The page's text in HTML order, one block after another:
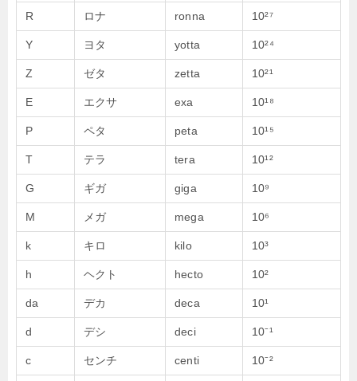
R ロナ ronna 10²⁷
Y ヨタ yotta 10²⁴
Z ゼタ zetta 10²¹
E エクサ exa 10¹⁸
P ペタ peta 10¹⁵
T テラ tera 10¹²
G ギガ giga 10⁹
M メガ mega 10⁶
k キロ kilo 10³
h ヘクト hecto 10²
da デカ deca 10¹
d デシ deci 10⁻¹
c センチ centi 10⁻²